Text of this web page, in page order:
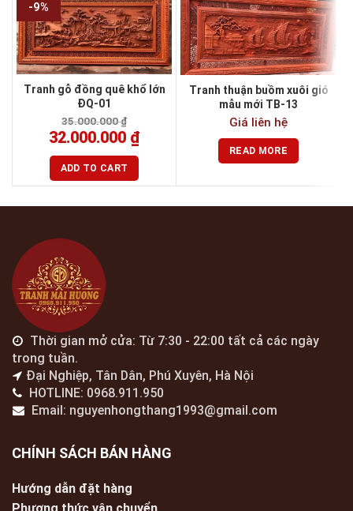
-9%
Tranh gỗ đồng quê khổ lớn
ĐQ-01
35.000.000₫
32.000.000 ₫
ADD TO CART
Tranh thuận buồm xuôi gió
mẫu mới TB-13
Giá liên hệ
READ MORE
Thời gian mở cửa: Từ 7:30 - 22:00 tất cả các ngày
trong tuần.
Đại Nghiệp, Tân Dân, Phú Xuyên, Hà Nội
HOTLINE: 0968.911.950
Email: nguyenhongthang1993@gmail.com
CHÍNH SÁCH BÁN HÀNG
Hướng dẫn đặt hàng